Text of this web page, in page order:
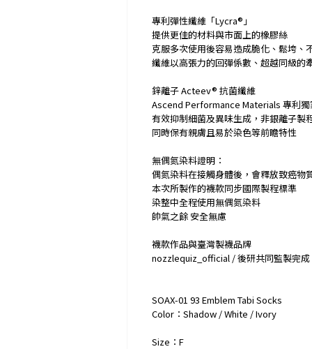
專利彈性纖維「Lycra®」
提供更佳的材料與市面上的橡膠絲
克服多次使用後容易造成脆化、鬆垮、
纖維以高張力的回彈係數、超越同級的
鋅離子 Acteev® 抗菌纖維
Ascend Performance Materials 專利
有效抑制細菌及異味生成，非銀離子製
同時保有親膚且易於染色等前瞻特性
無偶氮染料證明：
偶氮染料在接觸身體後，會釋放致癌物
本次所製作的襪款同步國際製程標準
染整中全程使用無偶氮染料
帥氣之餘 安全無慮
襪款作品與臺灣製襪品牌
nozzlequiz_official / 後研共同監製完成
SOAX-01 93 Emblem Tabi Socks
Color：Shadow / White / Ivory
Size：F